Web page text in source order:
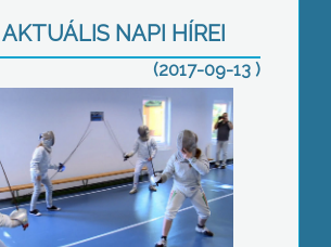
NAPI HÍREI
(2017-09-13 )
Szakmai elismerés